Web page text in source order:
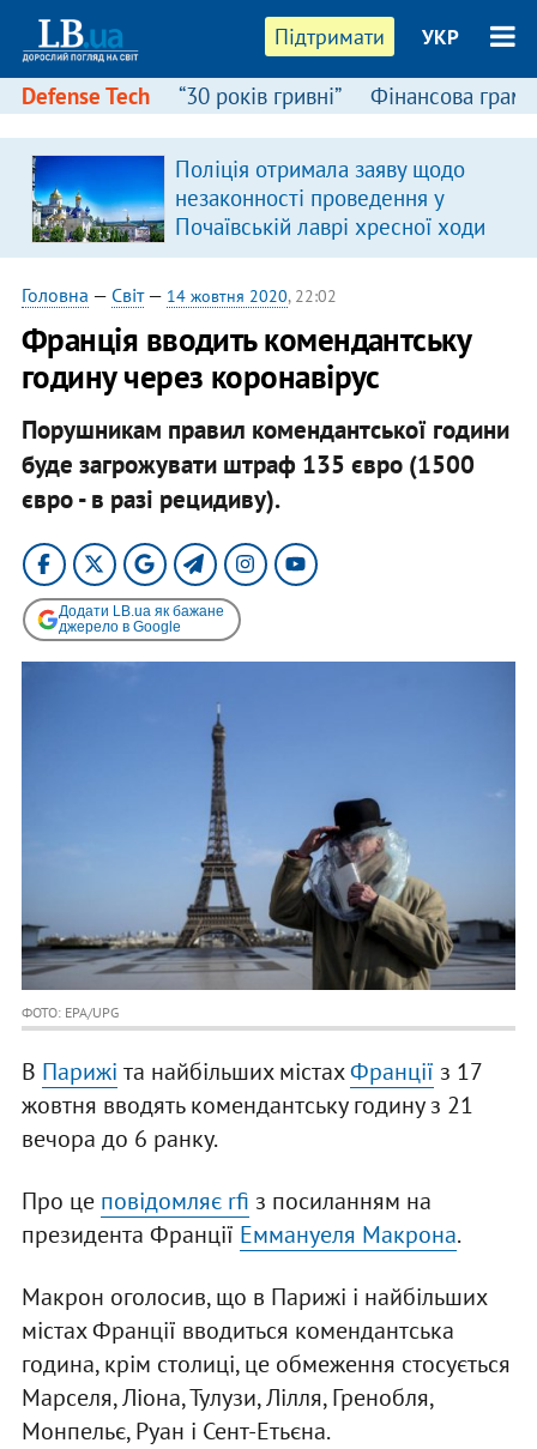
Підтримати УКР
Defense Tech “30 років гривні” Фінансова
Поліція отримала заяву щодо
незаконності проведення у
Почаївській лаврі хресної ходи
Головна — Світ— 14 жовтня 2020, 22:02
Франція вводить комендантську
годину через коронавірус
Порушникам правил комендантської години
буде загрожувати штраф 135 євро (1500
євро - в разі рецидиву).
Додати LB.ua як бажане
джерело в Google
ФОТО: EPA/UPG
В Парижі та найбільших містахФранції з 17
жовтня вводять комендантську годину з 21
вечора до 6 ранку.
Про це повідомляє rfi з посиланням на
президента Франції Еммануеля Макрона.
Макрон оголосив, що в Парижі і найбільших
містах Франції вводиться комендантська
година, крім столиці, це обмеження стосується
Марселя, Ліона, Тулузи, Лілля, Гренобля,
Монпельє, Руан і Сент-Етьєна.